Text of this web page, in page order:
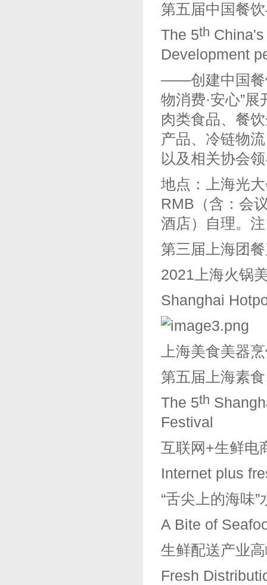
第五届中国餐
The 5th
Development
——创建中国餐
物消费·安心”
肉类食品、餐
产品、冷链物
以及相关协会
地点：上海光
RMB（含：会
酒店）自理。
第三届上海团
2021上海火锅
Shanghai
上海美食美器
第五届上海素
The 5th
Festival
互联网+生鲜电
Internet plus
“舌尖上的海味
A Bite of
生鲜配送产业
Fresh